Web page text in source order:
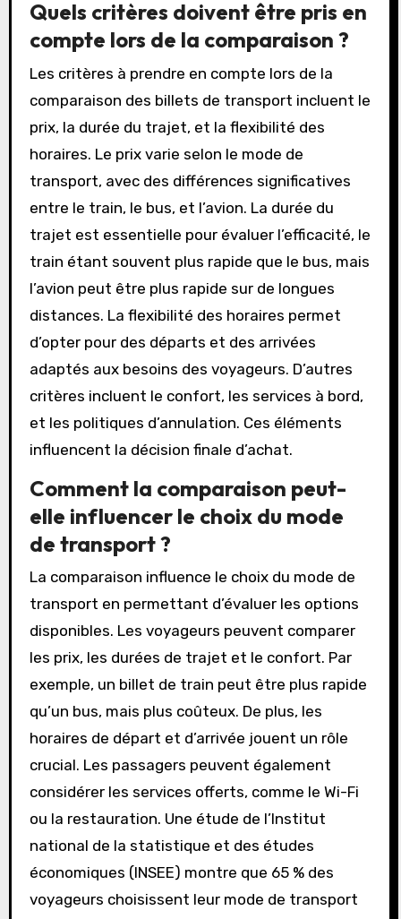
Quels critères doivent être pris en
compte lors de la comparaison ?
Les critères à prendre en compte lors de la
comparaison des billets de transport incluent le
prix, la durée du trajet, et la flexibilité des
horaires. Le prix varie selon le mode de
transport, avec des différences significatives
entre le train, le bus, et l’avion. La durée du
trajet est essentielle pour évaluer l’efficacité, le
train étant souvent plus rapide que le bus, mais
l’avion peut être plus rapide sur de longues
distances. La flexibilité des horaires permet
d’opter pour des départs et des arrivées
adaptés aux besoins des voyageurs. D’autres
critères incluent le confort, les services à bord,
et les politiques d’annulation. Ces éléments
influencent la décision finale d’achat.
Comment la comparaison peut-
elle influencer le choix du mode
de transport ?
La comparaison influence le choix du mode de
transport en permettant d’évaluer les options
disponibles. Les voyageurs peuvent comparer
les prix, les durées de trajet et le confort. Par
exemple, un billet de train peut être plus rapide
qu’un bus, mais plus coûteux. De plus, les
horaires de départ et d’arrivée jouent un rôle
crucial. Les passagers peuvent également
considérer les services offerts, comme le Wi-Fi
ou la restauration. Une étude de l’Institut
national de la statistique et des études
économiques (INSEE) montre que 65 % des
voyageurs choisissent leur mode de transport